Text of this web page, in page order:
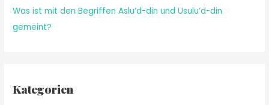
Was ist mit den Begriffen Aslu’d-din und Usulu’d-din
gemeint?
Kategorien